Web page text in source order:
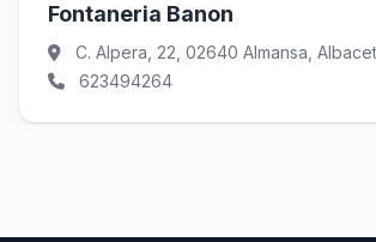
Fontaneria Banon
C. Alpera, 22, 02640 Almansa,
623494264